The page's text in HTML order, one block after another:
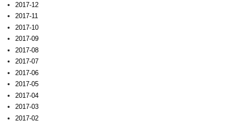
2017-12
2017-11
2017-10
2017-09
2017-08
2017-07
2017-06
2017-05
2017-04
2017-03
2017-02